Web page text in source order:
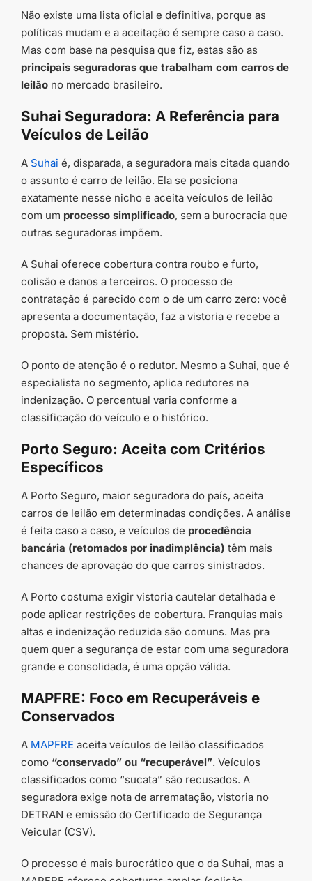
Não existe uma lista oficial e definitiva, porque as
políticas mudam e a aceitação é sempre caso a caso.
Mas com base na pesquisa que fiz, estas são as
principais seguradoras que trabalham com carros de
leilão no mercado brasileiro.
Suhai Seguradora: A Referência para
Veículos de Leilão
A Suhai é, disparada, a seguradora mais citada quando
o assunto é carro de leilão. Ela se posiciona
exatamente nesse nicho e aceita veículos de leilão
com um processo simplificado, sem a burocracia que
outras seguradoras impõem.
A Suhai oferece cobertura contra roubo e furto,
colisão e danos a terceiros. O processo de
contratação é parecido com o de um carro zero: você
apresenta a documentação, faz a vistoria e recebe a
proposta. Sem mistério.
O ponto de atenção é o redutor. Mesmo a Suhai, que é
especialista no segmento, aplica redutores na
indenização. O percentual varia conforme a
classificação do veículo e o histórico.
Porto Seguro: Aceita com Critérios
Específicos
A Porto Seguro, maior seguradora do país, aceita
carros de leilão em determinadas condições. A análise
é feita caso a caso, e veículos de procedência
bancária (retomados por inadimplência) têm mais
chances de aprovação do que carros sinistrados.
A Porto costuma exigir vistoria cautelar detalhada e
pode aplicar restrições de cobertura. Franquias mais
altas e indenização reduzida são comuns. Mas pra
quem quer a segurança de estar com uma seguradora
grande e consolidada, é uma opção válida.
MAPFRE: Foco em Recuperáveis e
Conservados
A MAPFRE aceita veículos de leilão classificados
como “conservado” ou “recuperável”. Veículos
classificados como “sucata” são recusados. A
seguradora exige nota de arrematação, vistoria no
DETRAN e emissão do Certificado de Segurança
Veicular (CSV).
O processo é mais burocrático que o da Suhai, mas a